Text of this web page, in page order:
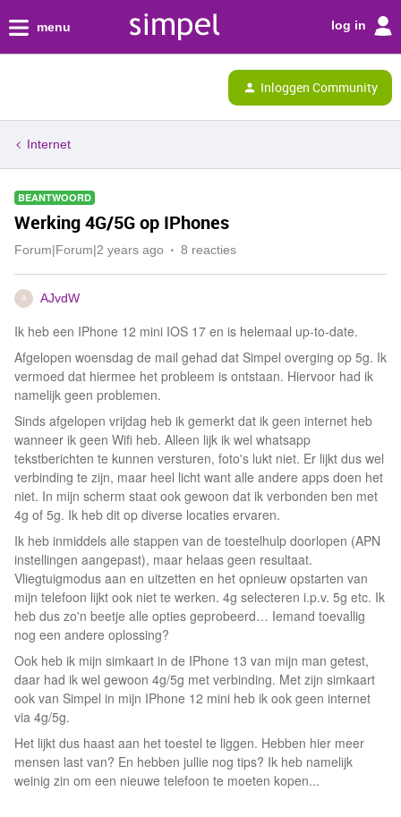
menu log in
Inloggen Community
Internet
BEANTWOORD
Werking 4G/5G op IPhones
Forum|Forum|2 years ago 8 reacties
A AJvdW
Ik heb een IPhone 12 mini IOS 17 en is helemaal up-to-date.
Afgelopen woensdag de mail gehad dat Simpel overging op 5g. Ik
vermoed dat hiermee het probleem is ontstaan. Hiervoor had ik
namelijk geen problemen.
Sinds afgelopen vrijdag heb ik gemerkt dat ik geen internet heb
wanneer ik geen Wifi heb. Alleen lijk ik wel whatsapp
tekstberichten te kunnen versturen, foto's lukt niet. Er lijkt dus wel
verbinding te zijn, maar heel licht want alle andere apps doen het
niet. In mijn scherm staat ook gewoon dat ik verbonden ben met
4g of 5g. Ik heb dit op diverse locaties ervaren.
Ik heb inmiddels alle stappen van de toestelhulp doorlopen (APN
instellingen aangepast), maar helaas geen resultaat.
Vliegtuigmodus aan en uitzetten en het opnieuw opstarten van
mijn telefoon lijkt ook niet te werken. 4g selecteren i.p.v. 5g etc. Ik
heb dus zo'n beetje alle opties geprobeerd… Iemand toevallig
nog een andere oplossing?
Ook heb ik mijn simkaart in de IPhone 13 van mijn man getest,
daar had ik wel gewoon 4g/5g met verbinding. Met zijn simkaart
ook van Simpel in mijn IPhone 12 mini heb ik ook geen internet
via 4g/5g.
Het lijkt dus haast aan het toestel te liggen. Hebben hier meer
mensen last van? En hebben jullie nog tips? Ik heb namelijk
weinig zin om een nieuwe telefoon te moeten kopen...